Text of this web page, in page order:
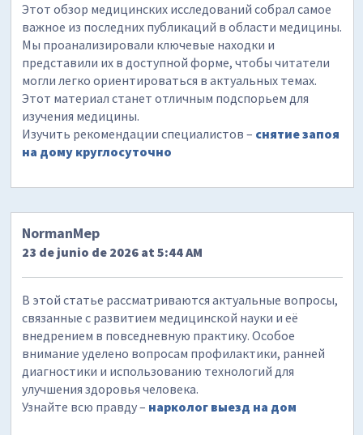
Этот обзор медицинских исследований собрал самое
важное из последних публикаций в области медицины.
Мы проанализировали ключевые находки и
представили их в доступной форме, чтобы читатели
могли легко ориентироваться в актуальных темах.
Этот материал станет отличным подспорьем для
изучения медицины.
Изучить рекомендации специалистов – снятие запоя
на дому круглосуточно
NormanMep
23 de junio de 2026 at 5:44 AM
В этой статье рассматриваются актуальные вопросы,
связанные с развитием медицинской науки и её
внедрением в повседневную практику. Особое
внимание уделено вопросам профилактики, ранней
диагностики и использованию технологий для
улучшения здоровья человека.
Узнайте всю правду – нарколог выезд на дом